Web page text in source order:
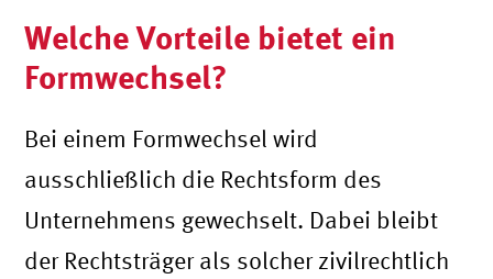
Welche Vorteile bietet ein
Formwechsel?
Bei einem Formwechsel wird
ausschließlich die Rechtsform des
Unternehmens gewechselt. Dabei bleibt
der Rechtsträger als solcher zivilrechtlich